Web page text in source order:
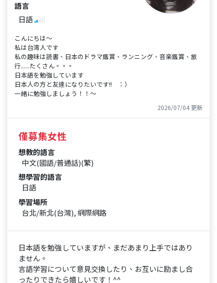
語言
日語
こんにちは～
私は台湾人です
私の趣味は読書、日本のドラマ鑑賞、ランニング、音楽鑑賞、旅
行......たくさん。。。
日本語を勉強しています
日本人の方と友達になりたいです!! ：）
一緒に勉強しましょう！！～
2026/07/04 更新
僅募集女性
想教的語言
中文(國語/普通話)(繁)
想學習的語言
日語
學習場所
台北/新北(台灣), 網際網路
日本語を勉強していますが、まだあまり上手ではあり
ません。
言語学習について意見交換したり、お互いに励まし合
ったりできたら嬉しいです！^^